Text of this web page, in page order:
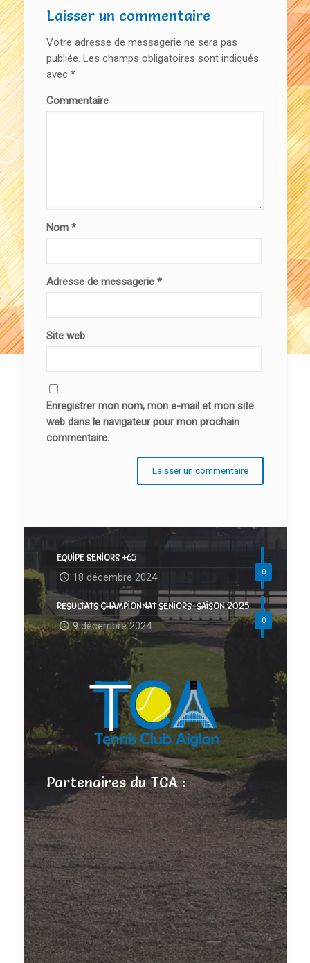
Laisser un commentaire
Votre adresse de messagerie ne sera pas
publiée. Les champs obligatoires sont indiqués
avec *
Commentaire
Nom *
Adresse de messagerie *
Site web
Enregistrer mon nom, mon e-mail et mon site
web dans le navigateur pour mon prochain
commentaire.
0
EQUIPE SENIORS +65
18 décembre 2024
0
RESULTATS CHAMPIONNAT SENIORS+SAISON 2025
9 décembre 2024
Partenaires du TCA :